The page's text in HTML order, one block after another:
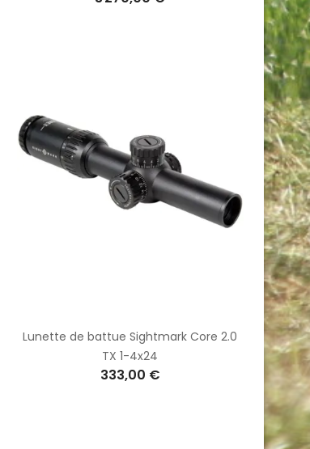
Lunette de battue Sightmark Core 2.0
TX 1-4x24
333,00 €